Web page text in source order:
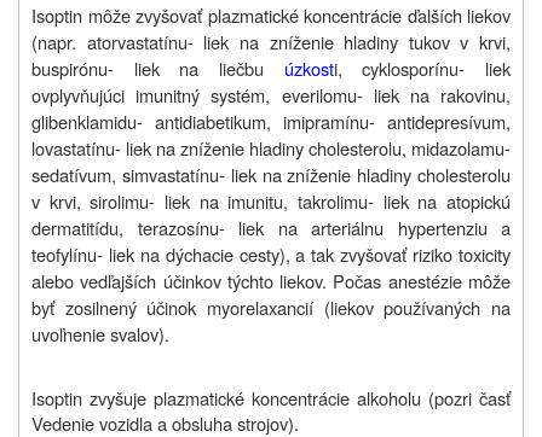
Isoptin môže zvyšovať plazmatické koncentrácie ďalších liekov
(napr. atorvastatínu- liek na zníženie hladiny tukov v krvi,
buspirónu- liek na liečbu úzkosti, cyklosporínu- liek
ovplyvňujúci imunitný systém, everilomu- liek na rakovinu,
glibenklamidu- antidiabetikum, imipramínu- antidepresívum,
lovastatínu- liek na zníženie hladiny cholesterolu, midazolamu-
sedatívum, simvastatínu- liek na zníženie hladiny cholesterolu
v krvi, sirolimu- liek na imunitu, takrolimu- liek na atopickú
dermatitídu, terazosínu- liek na arteriálnu hypertenziu a
teofylínu- liek na dýchacie cesty), a tak zvyšovať riziko toxicity
alebo vedľajších účinkov týchto liekov. Počas anestézie môže
byť zosilnený účinok myorelaxancií (liekov používaných na
uvoľnenie svalov).
Isoptin zvyšuje plazmatické koncentrácie alkoholu (pozri časť
Vedenie vozidla a obsluha strojov).